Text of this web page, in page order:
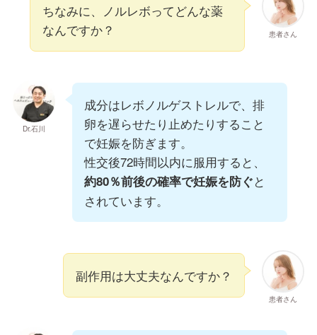
患者さん
ちなみに、ノルレボってどんな薬
なんですか？
Dr.石川
成分はレボノルゲストレルで、排
卵を遅らせたり止めたりすること
で妊娠を防ぎます。
性交後72時間以内に服用すると、
約80％前後の確率で妊娠を防ぐと
されています。
患者さん
副作用は大丈夫なんですか？